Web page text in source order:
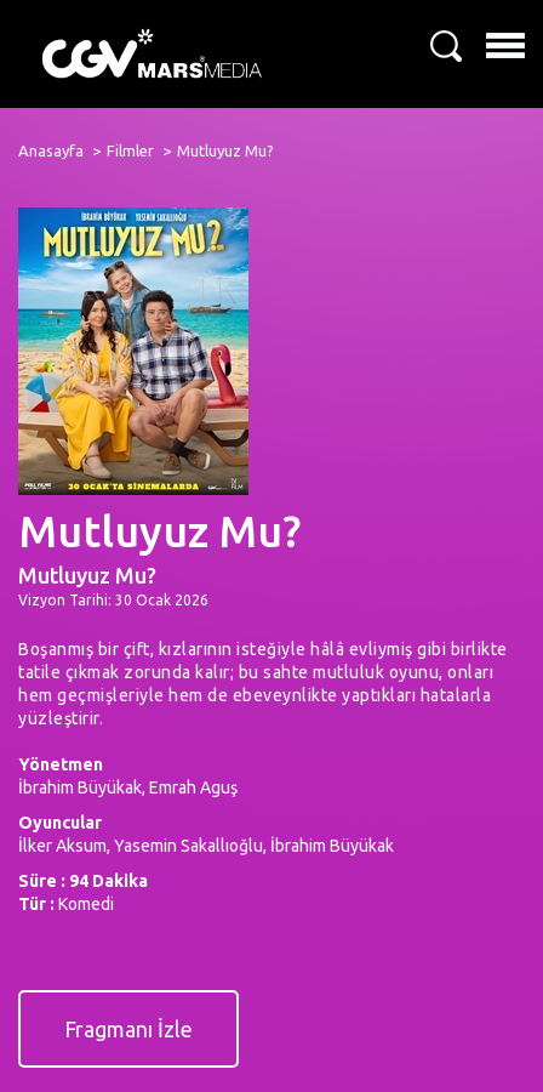
Anasayfa Filmler Mutluyuz Mu?
Mutluyuz Mu?
Mutluyuz Mu?
Vizyon Tarihi: 30 Ocak 2026
Boşanmış bir çift, kızlarının isteğiyle hâlâ evliymiş gibi birlikte
tatile çıkmak zorunda kalır; bu sahte mutluluk oyunu, onları
hem geçmişleriyle hem de ebeveynlikte yaptıkları hatalarla
yüzleştirir.
Yönetmen
İbrahim Büyükak, Emrah Aguş
Oyuncular
İlker Aksum, Yasemin Sakallıoğlu, İbrahim Büyükak
Süre : 94 Dakika
Tür : Komedi
Fragmanı İzle